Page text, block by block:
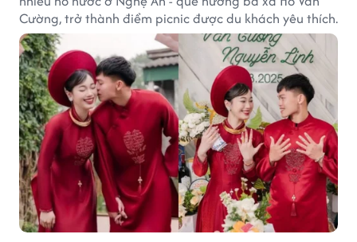
Cường, trở thành điểm picnic được du khách yêu thích.